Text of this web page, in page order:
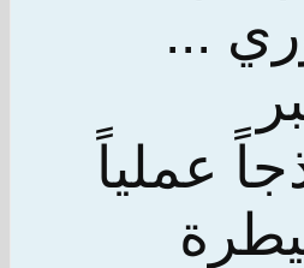
...
عملياً